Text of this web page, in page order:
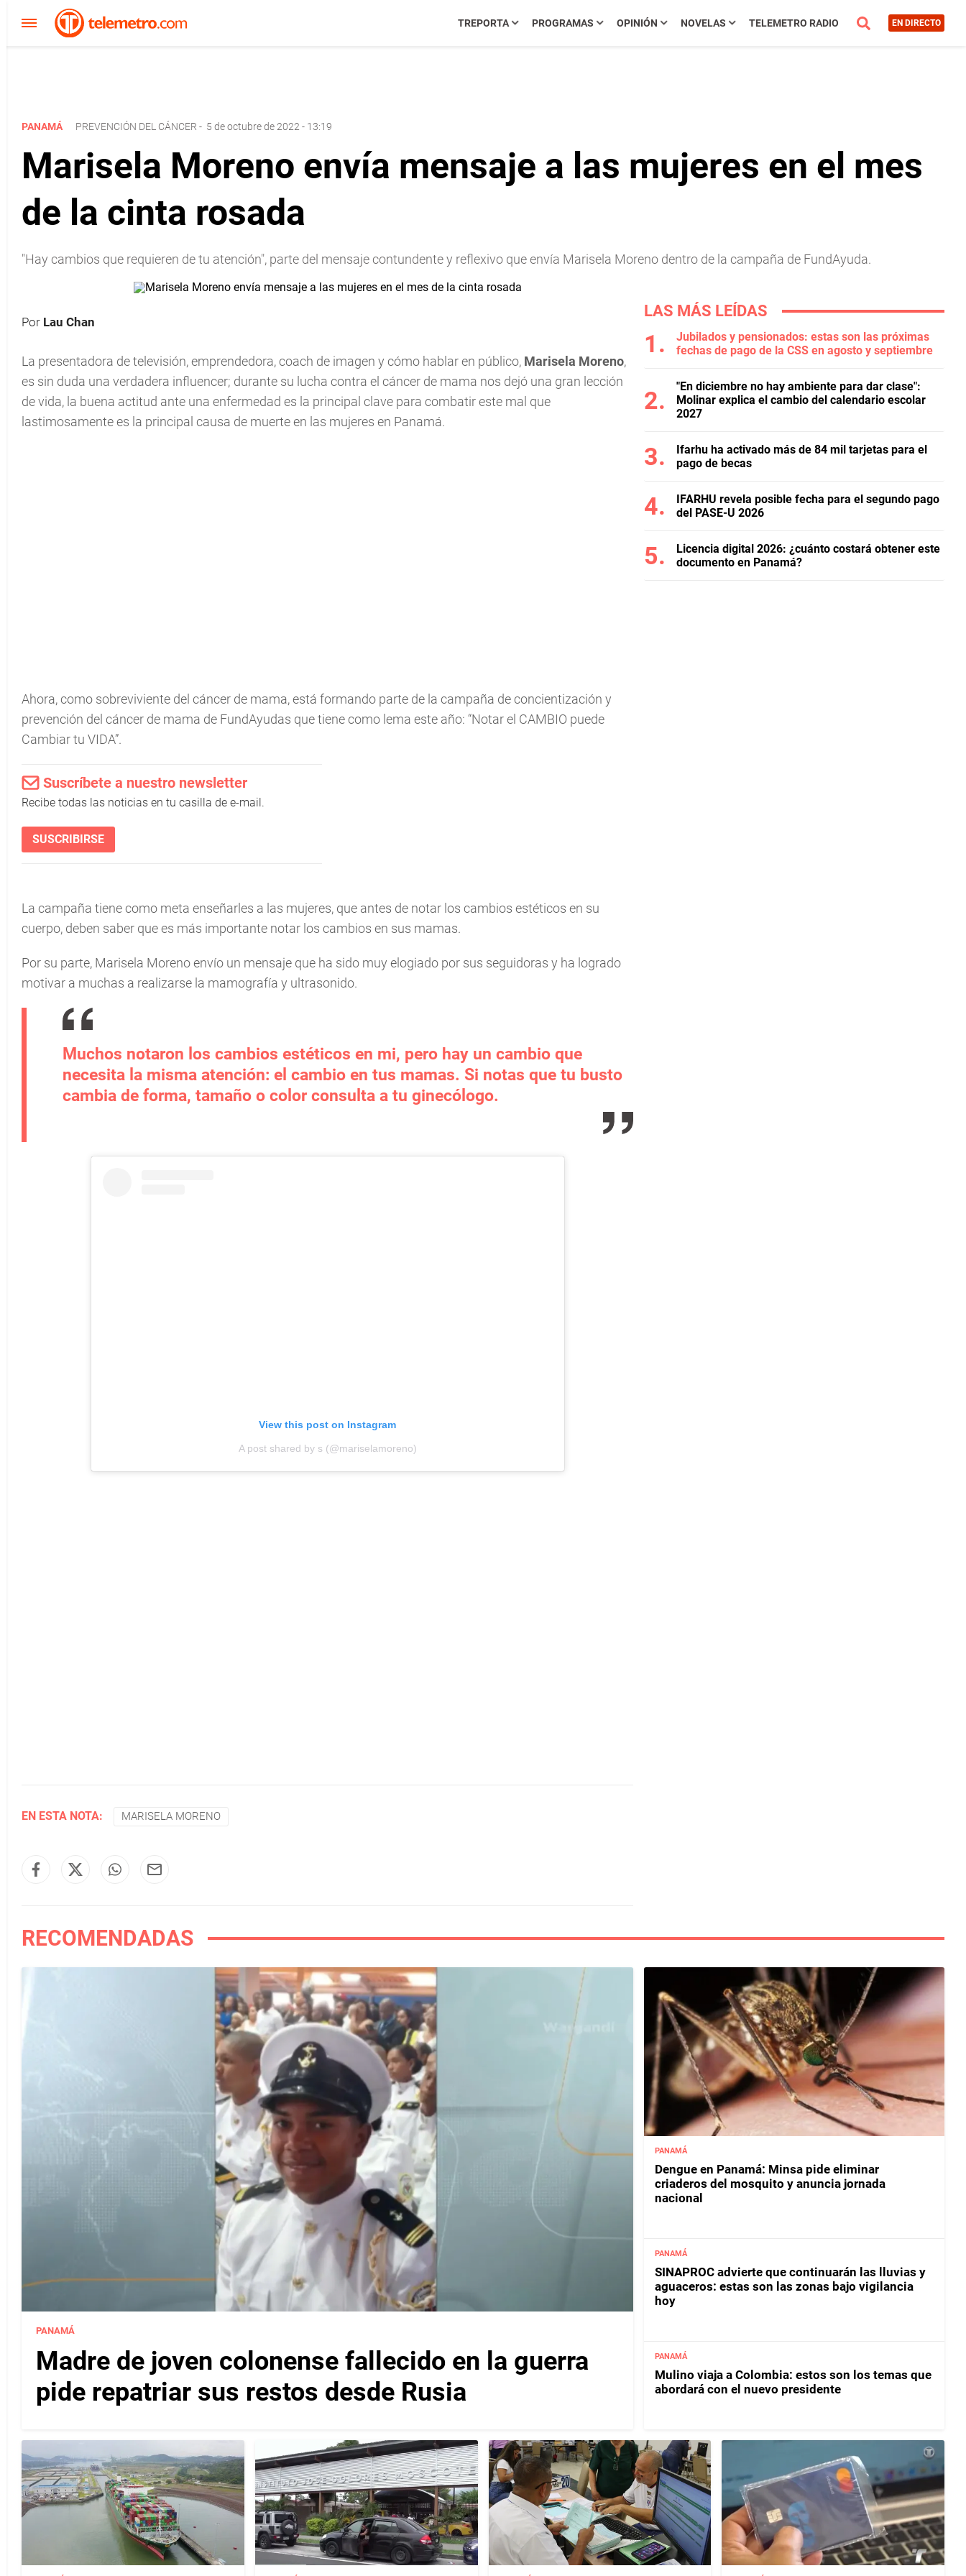
TREPORTA PROGRAMAS OPINIÓN NOVELAS TELEMETRO RADIO EN DIRECTO
PANAMÁ PREVENCIÓN DEL CÁNCER - 5 de octubre de 2022 - 13:19
Marisela Moreno envía mensaje a las mujeres en el mes
de la cinta rosada
"Hay cambios que requieren de tu atención", parte del mensaje contundente y reflexivo que envía Marisela Moreno dentro de la campaña de FundAyuda.
Por Lau Chan
La presentadora de televisión, emprendedora, coach de imagen y cómo hablar en público, Marisela Moreno,
es sin duda una verdadera influencer; durante su lucha contra el cáncer de mama nos dejó una gran lección
de vida, la buena actitud ante una enfermedad es la principal clave para combatir este mal que
lastimosamente es la principal causa de muerte en las mujeres en Panamá.
Ahora, como sobreviviente del cáncer de mama, está formando parte de la campaña de concientización y
prevención del cáncer de mama de FundAyudas que tiene como lema este año: “Notar el CAMBIO puede
Cambiar tu VIDA”.
Suscríbete a nuestro newsletter
Recibe todas las noticias en tu casilla de e-mail.
SUSCRIBIRSE
La campaña tiene como meta enseñarles a las mujeres, que antes de notar los cambios estéticos en su
cuerpo, deben saber que es más importante notar los cambios en sus mamas.
Por su parte, Marisela Moreno envío un mensaje que ha sido muy elogiado por sus seguidoras y ha logrado
motivar a muchas a realizarse la mamografía y ultrasonido.
Muchos notaron los cambios estéticos en mi, pero hay un cambio que
necesita la misma atención: el cambio en tus mamas. Si notas que tu busto
cambia de forma, tamaño o color consulta a tu ginecólogo.
View this post on Instagram
A post shared by s (@mariselamoreno)
EN ESTA NOTA: MARISELA MORENO
LAS MÁS LEÍDAS
Jubilados y pensionados: estas son las próximas
fechas de pago de la CSS en agosto y septiembre
"En diciembre no hay ambiente para dar clase":
Molinar explica el cambio del calendario escolar
2027
Ifarhu ha activado más de 84 mil tarjetas para el
pago de becas
IFARHU revela posible fecha para el segundo pago
del PASE-U 2026
Licencia digital 2026: ¿cuánto costará obtener este
documento en Panamá?
RECOMENDADAS
PANAMÁ
Madre de joven colonense fallecido en la guerra
pide repatriar sus restos desde Rusia
PANAMÁ
Dengue en Panamá: Minsa pide eliminar
criaderos del mosquito y anuncia jornada
nacional
PANAMÁ
SINAPROC advierte que continuarán las lluvias y
aguaceros: estas son las zonas bajo vigilancia
hoy
PANAMÁ
Mulino viaja a Colombia: estos son los temas que
abordará con el nuevo presidente